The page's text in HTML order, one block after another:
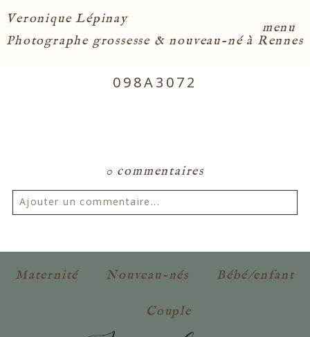
menu
Veronique Lépinay
Photographe grossesse & nouveau-né à Rennes
098A3072
0 commentaires
Ajouter un commentaire...
obligatoires. *
Maternité Nouveau-nés Bébé/enfant
Couple